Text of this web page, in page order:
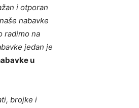
i otporan
nabavke
radimo na
jedan je
u
brojke i